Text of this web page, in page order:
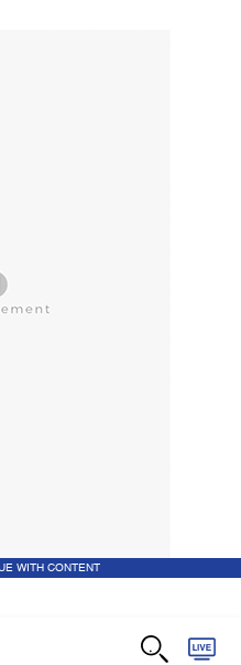
WITH CONTENT